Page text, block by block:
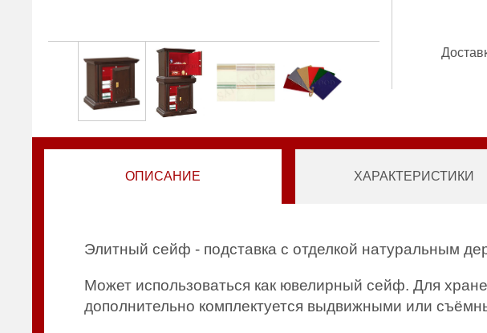
ОПИСАНИЕ ХАРАКТЕРИСТИКИ
Элитный сейф - подставка с отделкой натуральным
Может использоваться как ювелирный сейф. Для
дополнительно комплектуется выдвижными или